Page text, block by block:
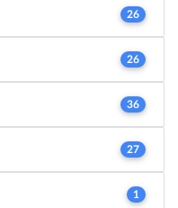
26
26
36
27
1